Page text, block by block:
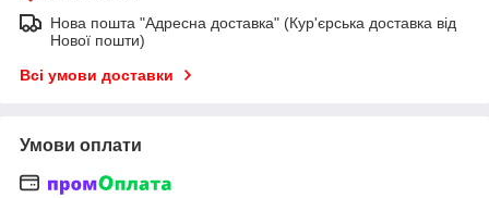
Нова пошта "Адресна доставка" (Кур'єрська доставка від
Нової пошти)
Всі умови доставки
Умови оплати